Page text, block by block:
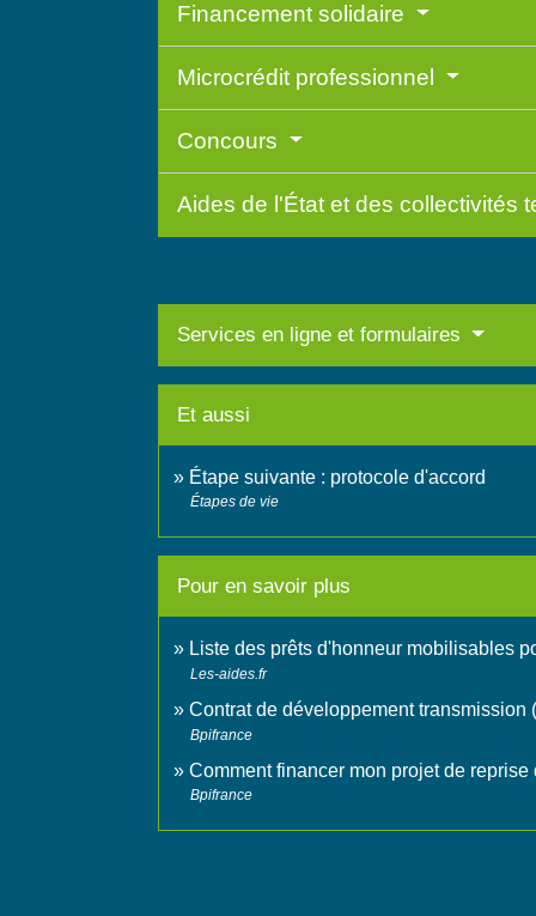
Financement solidaire
Microcrédit professionnel
Concours
Aides de l'État et des collectivités
Services en ligne et formulaires
Et aussi
Étape suivante : protocole d'accord
Étapes de vie
Pour en savoir plus
Liste des prêts d'honneur mobilisables
Les-aides.fr
Contrat de développement transmission
Bpifrance
Comment financer mon projet de reprise
Bpifrance